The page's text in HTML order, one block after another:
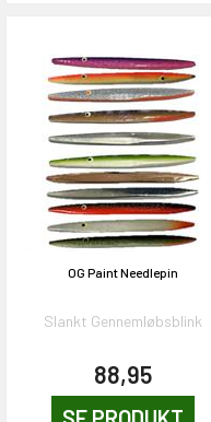
OG Paint Needlepin
Slankt Gennemløbsblink
88,95